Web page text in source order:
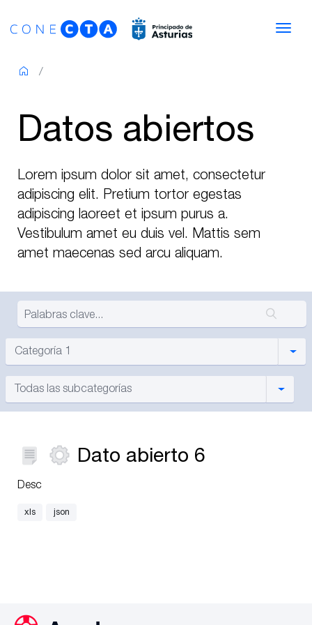
Datos abiertos
Lorem ipsum dolor sit amet, consectetur
adipiscing elit. Pretium tortor egestas
adipiscing laoreet et ipsum purus a.
Vestibulum amet eu duis vel. Mattis sem
amet maecenas sed arcu aliquam.
Categoría 1
Todas las subcategorías
Dato abierto 6
Desc
xls json